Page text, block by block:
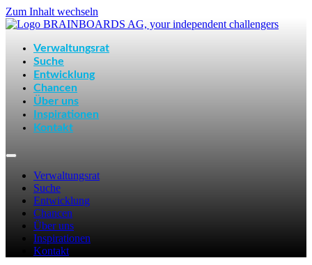
Zum Inhalt wechseln
Verwaltungsrat
Suche
Entwicklung
Chancen
Über uns
Inspirationen
Kontakt
Verwaltungsrat
Suche
Entwicklung
Chancen
Über uns
Inspirationen
Kontakt